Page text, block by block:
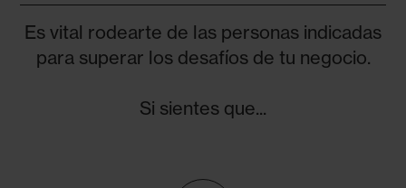
Es vital rodearte de las personas indicadas
para superar los desafíos de tu negocio.
Si sientes que...